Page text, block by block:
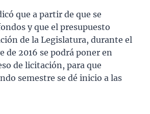
que a partir de que se
y que el presupuesto
de la Legislatura, durante el
de 2016 se podrá poner en
de licitación, para que
semestre se dé inicio a las